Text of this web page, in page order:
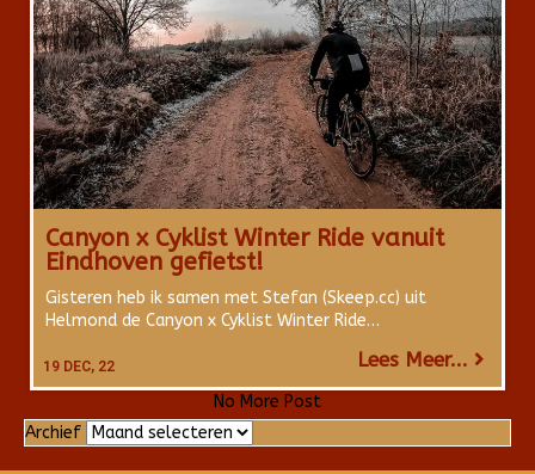
Canyon x Cyklist Winter Ride vanuit
Eindhoven gefietst!
19 DEC, 22
Gisteren heb ik samen met Stefan (Skeep.cc) uit
Helmond de Canyon x Cyklist Winter Ride…
Lees Meer...
No More Post
Archief Archief